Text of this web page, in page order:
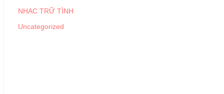
NHẠC TRỮ TÌNH
Uncategorized